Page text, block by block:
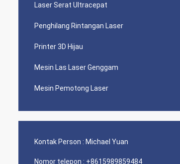
Laser Serat Ultracepat
Penghilang Rintangan Laser
Printer 3D Hijau
Mesin Las Laser Genggam
Mesin Pemotong Laser
Kontak Person : Michael Yuan
Nomor telepon : +8615989859484